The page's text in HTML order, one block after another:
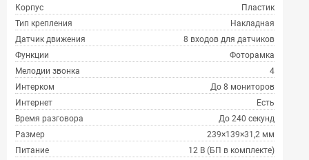
Корпус
Пластик
Тип крепления
Накладная
Датчик движения
8 входов для датчиков
Функции
Фоторамка
Мелодии звонка
4
Интерком
До 8 мониторов
Интернет
Есть
Время разговора
До 240 секунд
Размер
239×139×31,2 мм
Питание
12 В (БП в комплекте)